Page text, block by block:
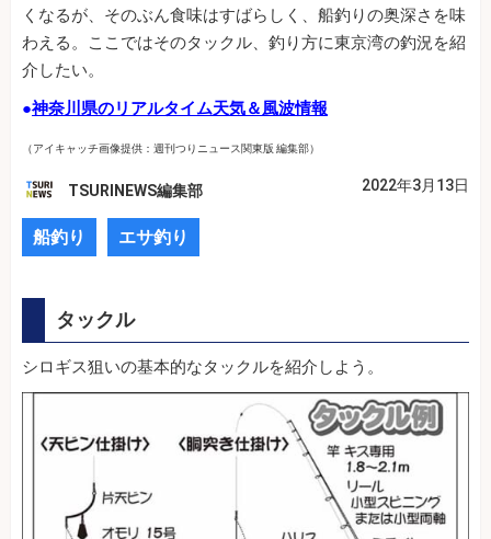
くなるが、そのぶん食味はすばらしく、船釣りの奥深さを味
わえる。ここではそのタックル、釣り方に東京湾の釣況を紹
介したい。
●神奈川県のリアルタイム天気＆風波情報
（アイキャッチ画像提供：週刊つりニュース関東版 編集部）
TSURINEWS編集部 2022年3月13日
船釣り エサ釣り
タックル
シロギス狙いの基本的なタックルを紹介しよう。